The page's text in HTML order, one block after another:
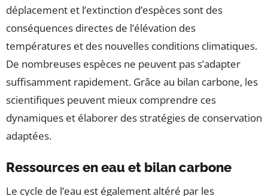
déplacement et l’extinction d’espèces sont des
conséquences directes de l’élévation des
températures et des nouvelles conditions climatiques.
De nombreuses espèces ne peuvent pas s’adapter
suffisamment rapidement. Grâce au bilan carbone, les
scientifiques peuvent mieux comprendre ces
dynamiques et élaborer des stratégies de conservation
adaptées.
Ressources en eau et bilan carbone
Le cycle de l’eau est également altéré par les